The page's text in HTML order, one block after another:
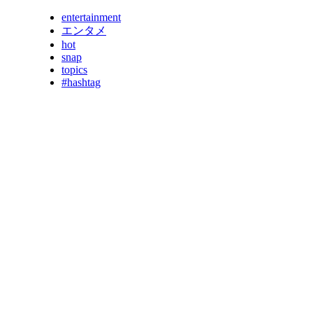
entertainment
エンタメ
hot
snap
topics
#hashtag